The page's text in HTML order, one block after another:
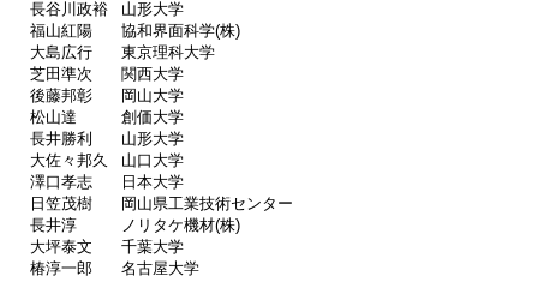
長谷川政裕
山形大学
福山紅陽
協和界面科学(株)
大島広行
東京理科大学
芝田準次
関西大学
後藤邦彰
岡山大学
松山達
創価大学
長井勝利
山形大学
大佐々邦久
山口大学
澤口孝志
日本大学
日笠茂樹
岡山県工業技術センター
長井淳
ノリタケ機材(株)
大坪泰文
千葉大学
椿淳一郎
名古屋大学